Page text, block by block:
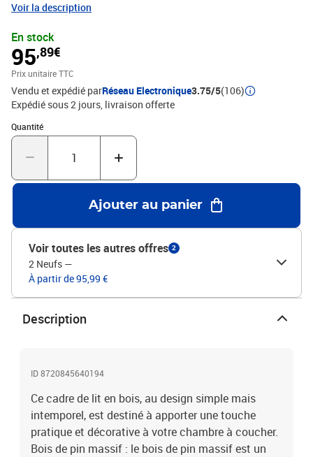
chambre à coucher. Bois de pin massif : le bois de pin massif est
les nœuds donnent au matériau son aspect caractéristique et
rustique.Cadre de lit stable : le cadre en bois du lit assure sa
solidité et sa stabilité.Lattes robustes : les lattes de contreplaqué
assurent une bonne répartition du poids, garantissant que le
matelas reste en place à chaque torsion de votre corps pendant le
sommeil.Roues pratiques : ce cadre de lit avec roulettes est facile
à déplacer et constitue un hébergement pratique pour les
personnes qui passent la nuit. Remarque :La livraison comprend
uniquement un cadre de lit. Le matelas n'est pas inclus. Vous
assortis.Ce cadre de lit convient à un matelas mesurant 90 x 200
cm.Chaque produit est livré avec un manuel de montage dans la
boîte pour un montage facile.Matériau du cadre de lit : bois de pin
massif (non traité)Matériau des lattes : contreplaquéDimensions
totales : 203,5 x 94 x 13 cm (L x l x H)Dimensions du matelas
correspondant : 90 x 200 cm (l x L) (matelas est non inclus)
Voir la description
En stock
95,89€
Prix unitaire TTC
Vendu et expédié parRéseau Electronique3.75/5(106)
Expédié sous 2 jours livraison offerte
Quantité
Quantité : 1
Ajouter au panier
Voir toutes les autres offres 2
2 Neufs —
À partir de 95,99 €
Description
ID 8720845640194
Ce cadre de lit en bois, au design simple mais
intemporel, est destiné à apporter une touche
pratique et décorative à votre chambre à coucher.
Bois de pin massif : le bois de pin massif est un